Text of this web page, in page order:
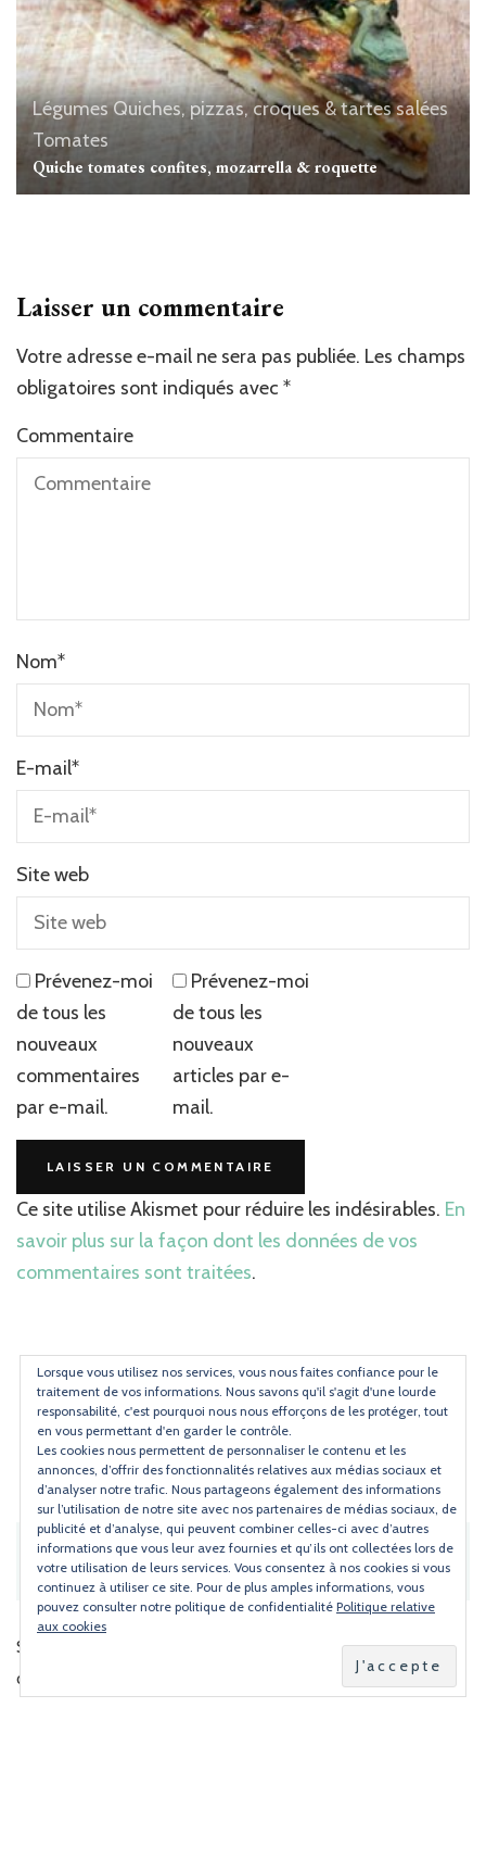
LégumesQuiches, pizzas, croques & tartes salées
Tomates
Quiche tomates confites, mozarrella & roquette
Laisser un commentaire
Votre adresse e-mail ne sera pas publiée. Les champs
obligatoires sont indiqués avec *
Commentaire
Nom*
E-mail*
Site web
Prévenez-moi
de tous les
nouveaux
commentaires
par e-mail.
Prévenez-moi
de tous les
nouveaux
articles par e-
mail.
Ce site utilise Akismet pour réduire les indésirables. En
savoir plus sur la façon dont les données de vos
commentaires sont traitées.
InstagramPinterest
RECEVOIR LES RECETTES DE TORCHONS
& SERVIETTES C'EST FACILE !
Saisissez votre e-mail et recevez une notification dès
qu'une nouvelle recette est en ligne.
Lorsque vous utilisez nos services, vous nous faites confiance pour le
traitement de vos informations. Nous savons qu'il s'agit d'une lourde
responsabilité, c'est pourquoi nous nous efforçons de les protéger, tout
en vous permettant d'en garder le contrôle.
Les cookies nous permettent de personnaliser le contenu et les
annonces, d’offrir des fonctionnalités relatives aux médias sociaux et
d’analyser notre trafic. Nous partageons également des informations
sur l’utilisation de notre site avec nos partenaires de médias sociaux, de
publicité et d’analyse, qui peuvent combiner celles-ci avec d’autres
informations que vous leur avez fournies et qu’ils ont collectées lors de
votre utilisation de leurs services. Vous consentez à nos cookies si vous
continuez à utiliser ce site. Pour de plus amples informations, vous
pouvez consulter notre politique de confidentialité Politique relative
aux cookies